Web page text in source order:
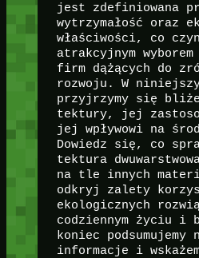
jest zdefiniowana
wytrzymałość oraz
właściwości, co
atrakcyjnym
firm dążących do
rozwoju. W
przyjrzymy się
tektury, jej
jej wpływowi na
Dowiedz się, co
tektura
na tle innych
odkryj zalety
ekologicznych
codziennym życiu i
koniec podsumujemy
informacje i